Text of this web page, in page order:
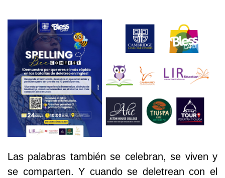
Las palabras también se celebran, se viven y
se comparten. Y cuando se deletrean con el